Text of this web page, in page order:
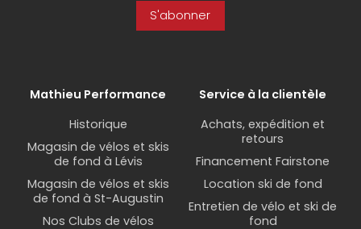
S'abonner
Mathieu Performance
Historique
Magasin de vélos et skis
de fond à Lévis
Magasin de vélos et skis
de fond à St-Augustin
Nos Clubs de vélos
Service à la clientèle
Achats, expédition et
retours
Financement Fairstone
Location ski de fond
Entretien de vélo et ski de
fond